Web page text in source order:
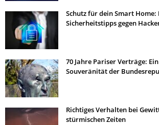
Schutz für dein Smart
Sicherheitstipps gegen
70 Jahre Pariser Verträge:
Souveränität der
Richtiges Verhalten bei
stürmischen Zeiten